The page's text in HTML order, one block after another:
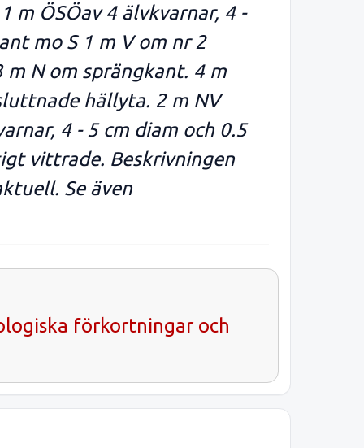
m ÖSÖav 4 älvkvarnar, 4 -
mo S 1 m V om nr 2
N om sprängkant. 4 m
hällyta. 2 m NV
4 - 5 cm diam och 0.5
vittrade. Beskrivningen
Se även
förkortningar och